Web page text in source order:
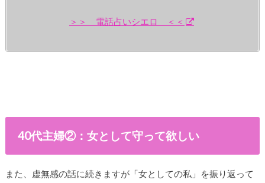
＞＞ 電話占いシエロ ＜＜
40代主婦②：女として守って欲しい
また、虚無感の話に続きますが「女としての私」を振り返って